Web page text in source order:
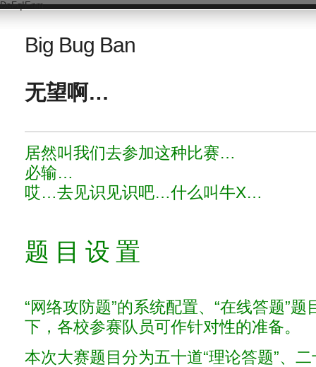
DsFqIEnm
Big Bug Ban
无望啊…
居然叫我们去参加这种比赛…
必输…
哎…去见识见识吧…什么叫牛X…
题 目 设 置
“网络攻防题”的系统配置、“在线答题”题
下，各校参赛队员可作针对性的准备。
本次大赛题目分为五十道“理论答题”、